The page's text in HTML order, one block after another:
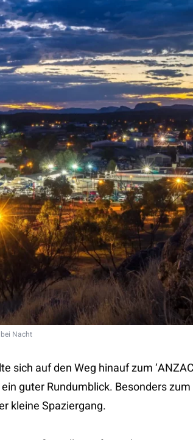
Nacht
sich auf den Weg hinauf zum
guter Rundumblick. Besonders zum
kleine Spaziergang.